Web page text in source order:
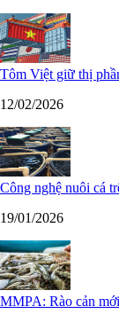
Tôm Việt giữ thị
12/02/2026
Công nghệ nuôi cá
19/01/2026
MMPA: Rào cản